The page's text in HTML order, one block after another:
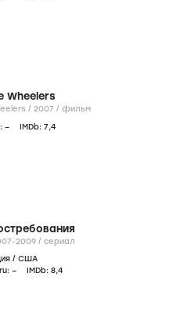
Wheelers
Reinventing the Wheelers / 2007 / фильм
– IMDb: 7,4
2009 / сериал
/ США
– IMDb: 8,4